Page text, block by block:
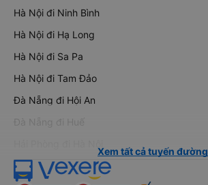
Hà Nội đi Ninh Bình
Hà Nội đi Hạ Long
Hà Nội đi Sa Pa
Hà Nội đi Tam Đảo
Đà Nẵng đi Hội An
Đà Nẵng đi Huế
Xem tất cả tuyến đường